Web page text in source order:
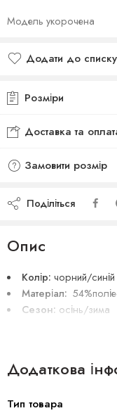
Модель укорочена
Додати до
Розміри
Доставка та
Замовити розмір
Поділіться
Опис
Колір: чорний/синій
Матеріал:
Сезон: осінь/зима
Додаткова
Тип товара